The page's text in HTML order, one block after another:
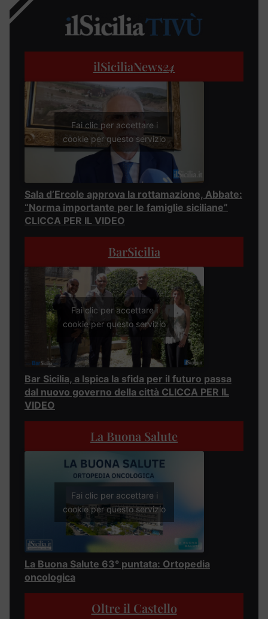
ilSiciliaNews24
Fai clic per accettare i
cookie per questo servizio
Sala d’Ercole approva la rottamazione, Abbate:
“Norma importante per le famiglie siciliane”
CLICCA PER IL VIDEO
BarSicilia
Fai clic per accettare i
cookie per questo servizio
Bar Sicilia, a Ispica la sfida per il futuro passa
dal nuovo governo della città CLICCA PER IL
VIDEO
La Buona Salute
Fai clic per accettare i
cookie per questo servizio
La Buona Salute 63° puntata: Ortopedia
oncologica
Oltre il Castello